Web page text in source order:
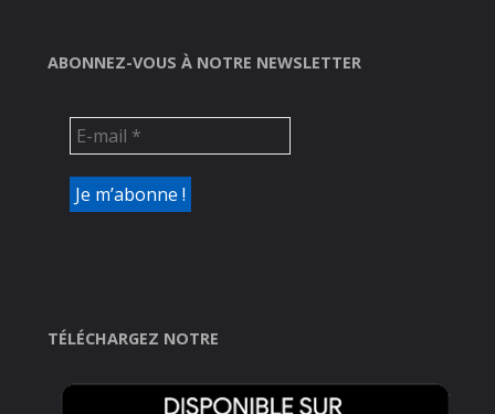
ABONNEZ-VOUS À NOTRE NEWSLETTER
TÉLÉCHARGEZ NOTRE